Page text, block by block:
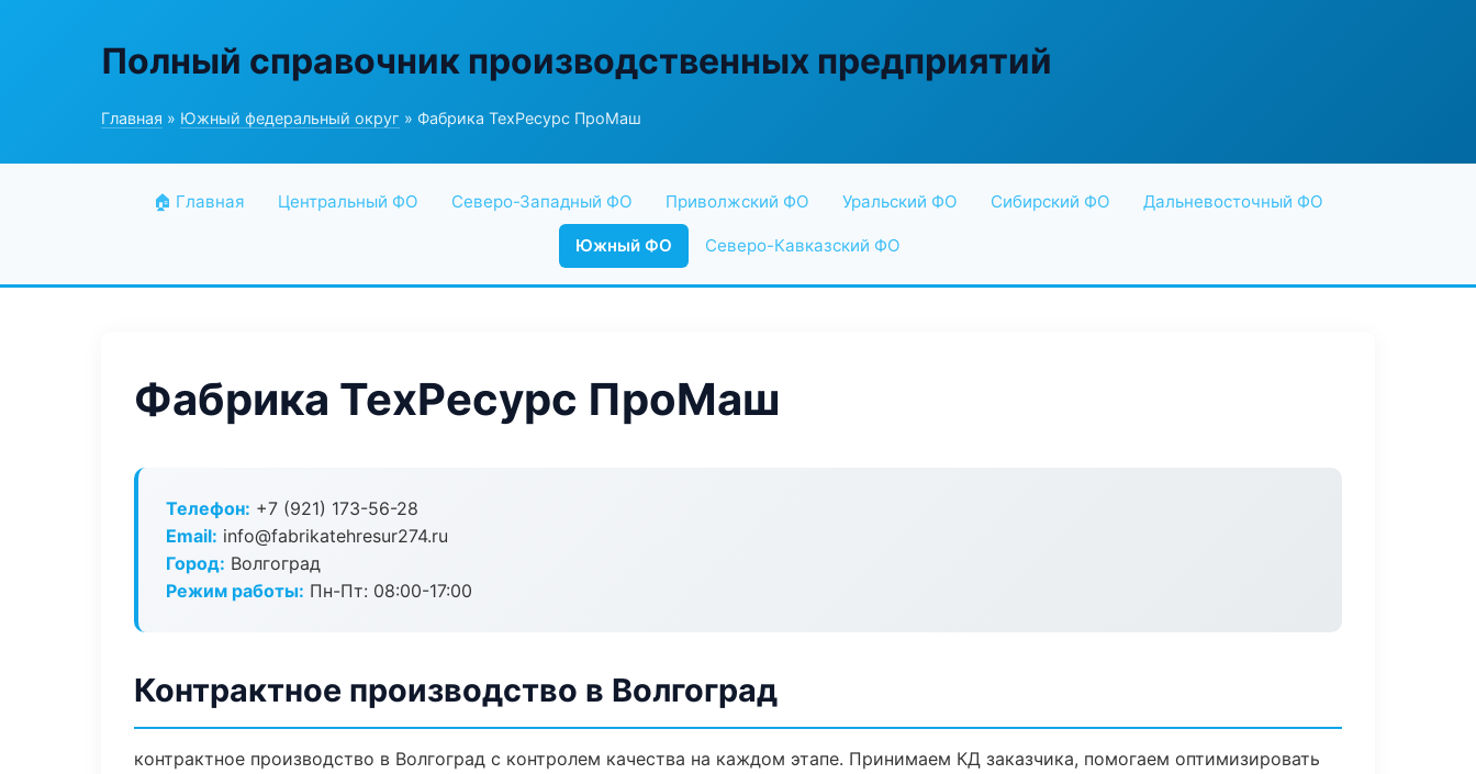
Полный справочник производственных предприятий
Главная » Южный федеральный округ » Фабрика ТехРесурс ПроМаш
🏠 Главная Центральный ФО Северо-Западный ФО Приволжский ФО Уральский ФО Сибирский ФО Дальневосточный ФО
Южный ФО Северо-Кавказский ФО
Фабрика ТехРесурс ПроМаш
Телефон: +7 (921) 173-56-28
Email: info@fabrikatehresur274.ru
Город: Волгоград
Режим работы: Пн-Пт: 08:00-17:00
Контрактное производство в Волгоград
контрактное производство в Волгоград с контролем качества на каждом этапе. Принимаем КД заказчика, помогаем оптимизировать